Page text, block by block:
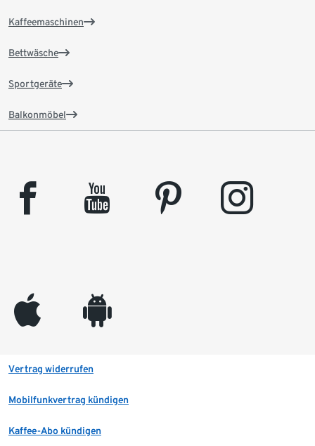
Kaffeemaschinen
Bettwäsche
Sportgeräte
Balkonmöbel
facebook youtube pinterest instagram
appleinc android
Vertrag widerrufen
Mobilfunkvertrag kündigen
Kaffee-Abo kündigen